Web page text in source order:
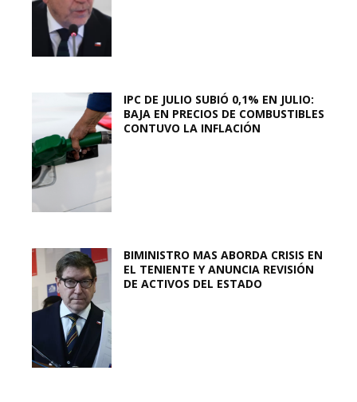
IPC DE JULIO SUBIÓ 0,1% EN JULIO:
BAJA EN PRECIOS DE COMBUSTIBLES
CONTUVO LA INFLACIÓN
BIMINISTRO MAS ABORDA CRISIS EN
EL TENIENTE Y ANUNCIA REVISIÓN
DE ACTIVOS DEL ESTADO